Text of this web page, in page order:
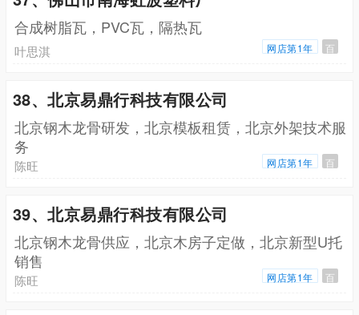
合成树脂瓦，PVC瓦，隔热瓦
叶思淇 网店第1年 百
38、北京易鼎行科技有限公司
北京钢木龙骨研发，北京模板租赁，北京外架技术服
务
陈旺 网店第1年 百
39、北京易鼎行科技有限公司
北京钢木龙骨供应，北京木房子定做，北京新型U托
销售
陈旺 网店第1年 百